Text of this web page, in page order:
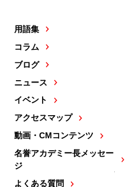
用語集
コラム
ブログ
ニュース
イベント
アクセスマップ
動画・CMコンテンツ
名誉アカデミー長メッセー
ジ
よくある質問